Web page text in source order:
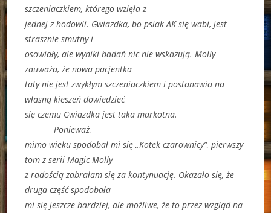
szczeniaczkiem, którego wzięła z
jednej z hodowli. Gwiazdka, bo psiak AK się wabi, jest
strasznie smutny i
osowiały, ale wyniki badań nic nie wskazują. Molly
zauważa, że nowa pacjentka
taty nie jest zwykłym szczeniaczkiem i postanawia na
własną kieszeń dowiedzieć
się czemu Gwiazdka jest taka markotna.
Ponieważ,
mimo wieku spodobał mi się „Kotek czarownicy”, pierwszy
tom z serii Magic Molly
z radością zabrałam się za kontynuację. Okazało się, że
druga część spodobała
mi się jeszcze bardziej, ale możliwe, że to przez wzgląd na